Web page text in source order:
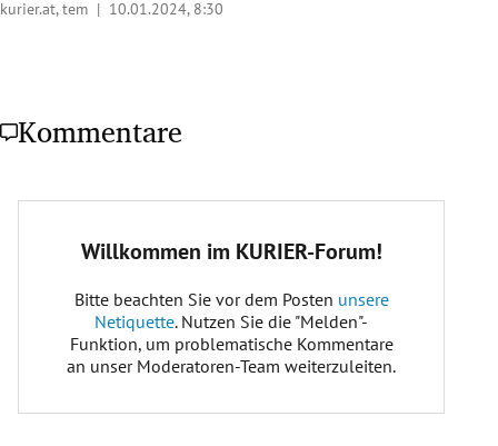
kurier.at, tem | 10.01.2024, 8:30
Kommentare